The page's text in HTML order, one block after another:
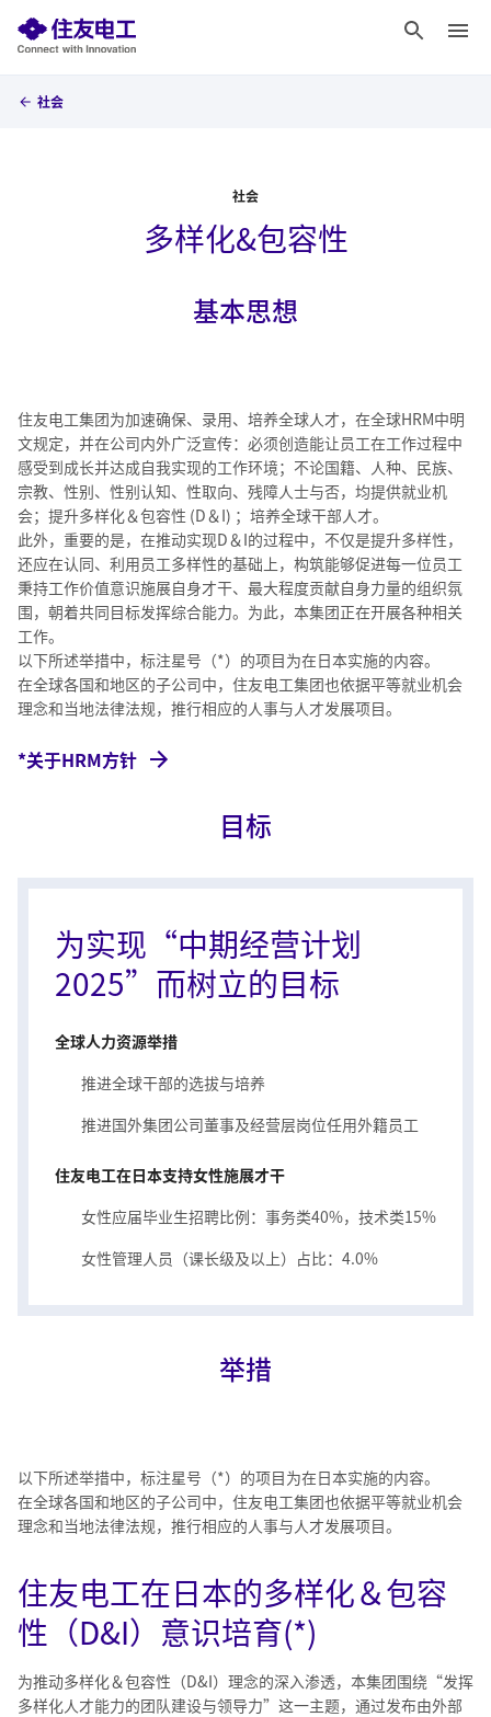
社会
社会
多样化&包容性
基本思想
住友电工集团为加速确保、录用、培养全球人才，在全球HRM中明
文规定，并在公司内外广泛宣传：必须创造能让员工在工作过程中
感受到成长并达成自我实现的工作环境；不论国籍、人种、民族、
宗教、性别、性别认知、性取向、残障人士与否，均提供就业机
会；提升多样化＆包容性 (D＆I) ；培养全球干部人才。
此外，重要的是，在推动实现D＆I的过程中，不仅是提升多样性，
还应在认同、利用员工多样性的基础上，构筑能够促进每一位员工
秉持工作价值意识施展自身才干、最大程度贡献自身力量的组织氛
围，朝着共同目标发挥综合能力。为此，本集团正在开展各种相关
工作。
以下所述举措中，标注星号（*）的项目为在日本实施的内容。
在全球各国和地区的子公司中，住友电工集团也依据平等就业机会
理念和当地法律法规，推行相应的人事与人才发展项目。
*关于HRM方针
目标
为实现“中期经营计划
2025”而树立的目标
全球人力资源举措
推进全球干部的选拔与培养
推进国外集团公司董事及经营层岗位任用外籍员工
住友电工在日本支持女性施展才干
女性应届毕业生招聘比例：事务类40%，技术类15%
女性管理人员（课长级及以上）占比：4.0%
举措
以下所述举措中，标注星号（*）的项目为在日本实施的内容。
在全球各国和地区的子公司中，住友电工集团也依据平等就业机会
理念和当地法律法规，推行相应的人事与人才发展项目。
住友电工在日本的多样化＆包容
性（D&I）意识培育(*)
为推动多样化＆包容性（D&I）理念的深入渗透，本集团围绕“发挥
多样化人才能力的团队建设与领导力”这一主题，通过发布由外部